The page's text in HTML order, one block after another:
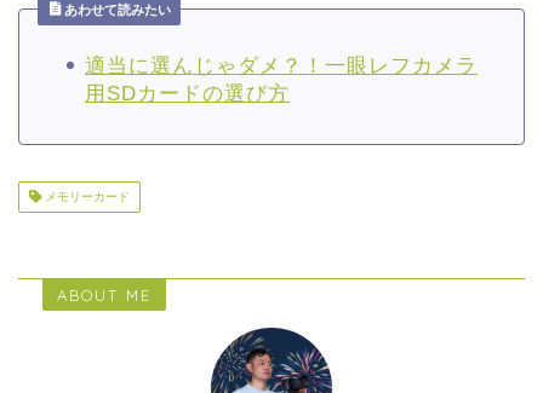
あわせて読みたい
適当に選んじゃダメ？！一眼レフカメラ
用SDカードの選び方
メモリーカード
ABOUT ME